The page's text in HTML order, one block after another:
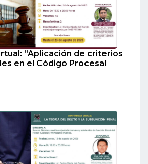
“Aplicación de criterios
en el Código Procesal